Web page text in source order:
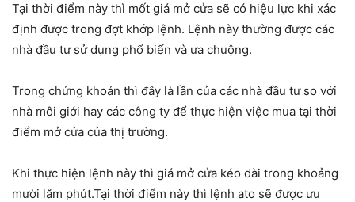
Tại thời điểm này thì mốt giá mở cửa sẽ có hiệu lực khi xác
định được trong đợt khớp lệnh. Lệnh này thường được các
nhà đầu tư sử dụng phổ biến và ưa chuộng.
Trong chứng khoán thì đây là lần của các nhà đầu tư so với
nhà môi giới hay các công ty để thực hiện việc mua tại thời
điểm mở cửa của thị trường.
Khi thực hiện lệnh này thì giá mở cửa kéo dài trong khoảng
mười lăm phút.Tại thời điểm này thì lệnh ato sẽ được ưu